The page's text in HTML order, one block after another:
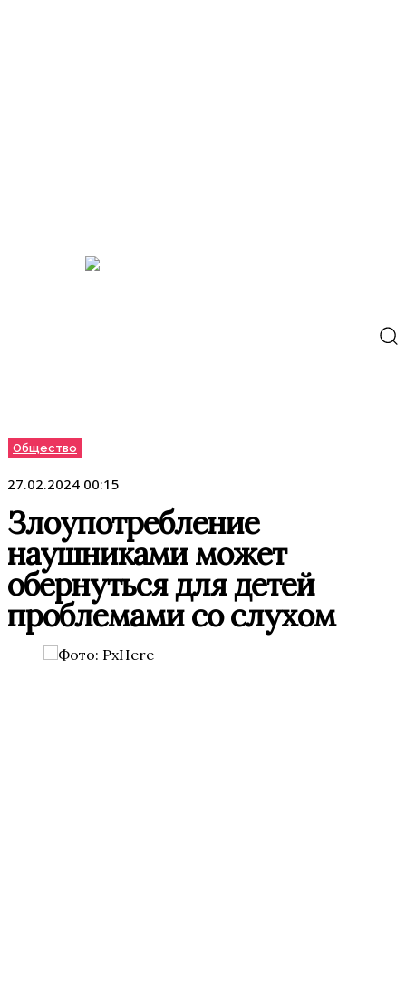
Общество
27.02.2024 00:15
Злоупотребление
наушниками может
обернуться для детей
проблемами со слухом